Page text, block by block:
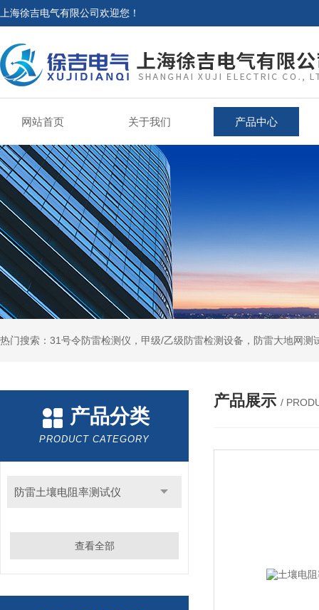
上海徐吉电气有限公司欢迎您！
网站首页 关于我们 产品中心
热门搜索：31号令防雷检测仪，甲级/乙级防雷检测设备，防雷大地网
产品分类
PRODUCT CATEGORY
防雷土壤电阻率测试仪
查看全部
产品展示 /